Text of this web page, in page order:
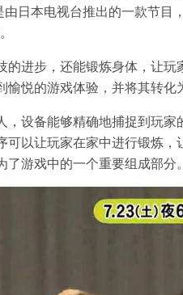
日本电视台推出的一款节目
进步，还能锻炼身体，让玩
悦的游戏体验，并将其转化
设备能够精确地捕捉到玩家
以让玩家在家中进行锻炼，
游戏中的一个重要组成部分。